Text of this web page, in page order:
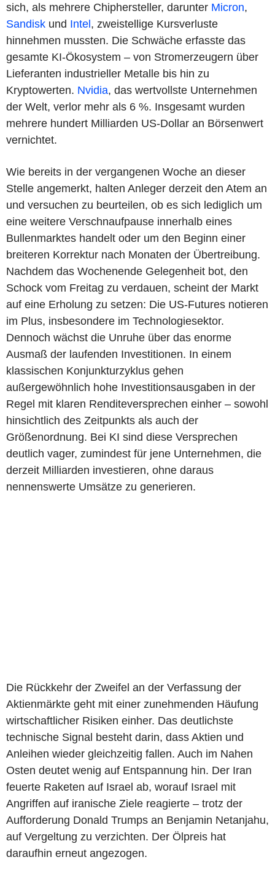
sich, als mehrere Chiphersteller, darunter Micron,
Sandisk und Intel, zweistellige Kursverluste
hinnehmen mussten. Die Schwäche erfasste das
gesamte KI-Ökosystem – von Stromerzeugern über
Lieferanten industrieller Metalle bis hin zu
Kryptowerten. Nvidia, das wertvollste Unternehmen
der Welt, verlor mehr als 6 %. Insgesamt wurden
mehrere hundert Milliarden US-Dollar an Börsenwert
vernichtet.
Wie bereits in der vergangenen Woche an dieser
Stelle angemerkt, halten Anleger derzeit den Atem an
und versuchen zu beurteilen, ob es sich lediglich um
eine weitere Verschnaufpause innerhalb eines
Bullenmarktes handelt oder um den Beginn einer
breiteren Korrektur nach Monaten der Übertreibung.
Nachdem das Wochenende Gelegenheit bot, den
Schock vom Freitag zu verdauen, scheint der Markt
auf eine Erholung zu setzen: Die US-Futures notieren
im Plus, insbesondere im Technologiesektor.
Dennoch wächst die Unruhe über das enorme
Ausmaß der laufenden Investitionen. In einem
klassischen Konjunkturzyklus gehen
außergewöhnlich hohe Investitionsausgaben in der
Regel mit klaren Renditeversprechen einher – sowohl
hinsichtlich des Zeitpunkts als auch der
Größenordnung. Bei KI sind diese Versprechen
deutlich vager, zumindest für jene Unternehmen, die
derzeit Milliarden investieren, ohne daraus
nennenswerte Umsätze zu generieren.
Die Rückkehr der Zweifel an der Verfassung der
Aktienmärkte geht mit einer zunehmenden Häufung
wirtschaftlicher Risiken einher. Das deutlichste
technische Signal besteht darin, dass Aktien und
Anleihen wieder gleichzeitig fallen. Auch im Nahen
Osten deutet wenig auf Entspannung hin. Der Iran
feuerte Raketen auf Israel ab, worauf Israel mit
Angriffen auf iranische Ziele reagierte – trotz der
Aufforderung Donald Trumps an Benjamin Netanjahu,
auf Vergeltung zu verzichten. Der Ölpreis hat
daraufhin erneut angezogen.